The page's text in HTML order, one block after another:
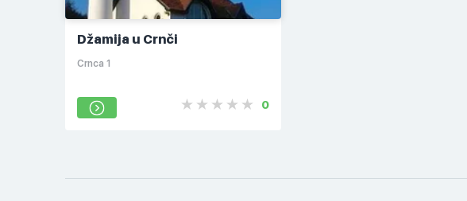
Džamija u Crnči
Crnca 1
0